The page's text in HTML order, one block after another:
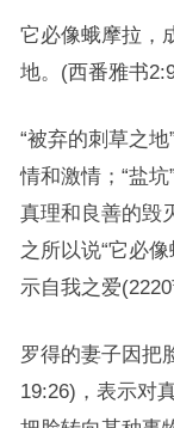
它必像蛾摩拉，
地。(西番雅书
“被弃的刺草之
情和激情；“盐
真理和良善的毁
之所以说“它必
示自我之爱(2220
罗得的妻子因把
19:26)，表示对